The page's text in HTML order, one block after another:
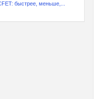
быстрее, меньше,...